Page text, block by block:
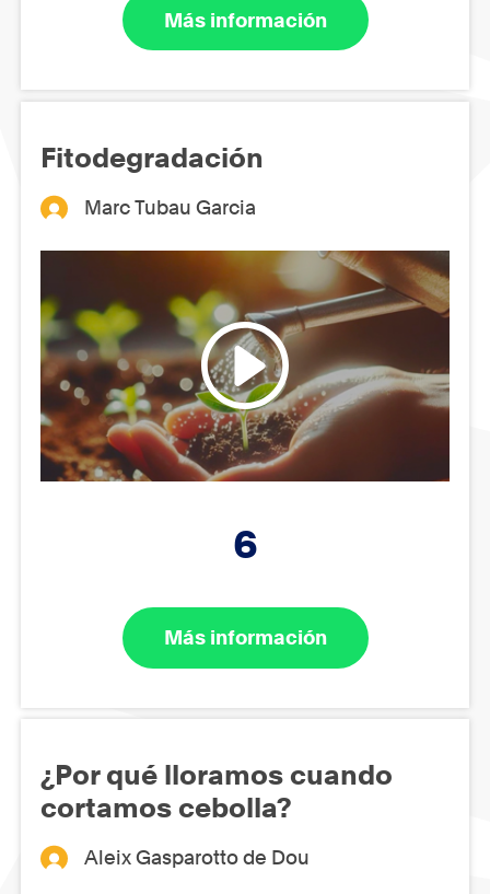
Más información
Fitodegradación
Marc Tubau Garcia
6
Más información
¿Por qué lloramos cuando
cortamos cebolla?
Aleix Gasparotto de Dou